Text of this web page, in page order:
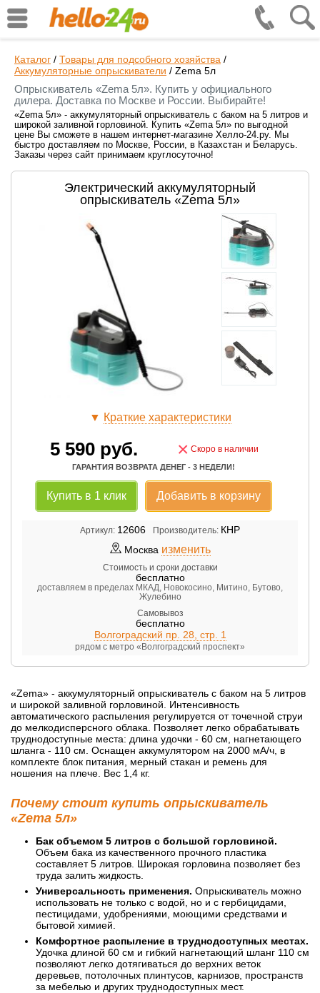
Каталог / Товары для подсобного хозяйства /
Аккумуляторные опрыскиватели / Zema 5л
Опрыскиватель «Zema 5л». Купить у официального
дилера. Доставка по Москве и России. Выбирайте!
«Zema 5л» - аккумуляторный опрыскиватель с баком на 5 литров и
широкой заливной горловиной. Купить «Zema 5л» по выгодной
цене Вы сможете в нашем интернет-магазине Хелло-24.ру. Мы
быстро доставляем по Москве, России, в Казахстан и Беларусь.
Заказы через сайт принимаем круглосуточно!
Электрический аккумуляторный
опрыскиватель «Zema 5л»
▼ Краткие характеристики
5 590руб. × Скоро в наличии
ГАРАНТИЯ ВОЗВРАТА ДЕНЕГ - 3 НЕДЕЛИ!
Купить в 1 клик Добавить в корзину
Артикул: 12606 Производитель: КНР
Москва изменить
Стоимость и сроки доставки
бесплатно
доставляем в пределах МКАД, Новокосино, Митино, Бутово,
Жулебино
Самовывоз
бесплатно
Волгоградский пр. 28, стр. 1
рядом с метро «Волгоградский проспект»
«Zema» - аккумуляторный опрыскиватель с баком на 5 литров
и широкой заливной горловиной. Интенсивность
автоматического распыления регулируется от точечной струи
до мелкодисперсного облака. Позволяет легко обрабатывать
труднодоступные места: длина удочки - 60 см, нагнетающего
шланга - 110 см. Оснащен аккумулятором на 2000 мА/ч, в
комплекте блок питания, мерный стакан и ремень для
ношения на плече. Вес 1,4 кг.
Почему стоит купить опрыскиватель
«Zema 5л»
Бак объемом 5 литров с большой горловиной.
Объем бака из качественного прочного пластика
составляет 5 литров. Широкая горловина позволяет без
труда залить жидкость.
Универсальность применения. Опрыскиватель можно
использовать не только с водой, но и с гербицидами,
пестицидами, удобрениями, моющими средствами и
бытовой химией.
Комфортное распыление в труднодоступных местах.
Удочка длиной 60 см и гибкий нагнетающий шланг 110 см
позволяют легко дотягиваться до верхних веток
деревьев, потолочных плинтусов, карнизов, пространств
за мебелью и других труднодоступных мест.